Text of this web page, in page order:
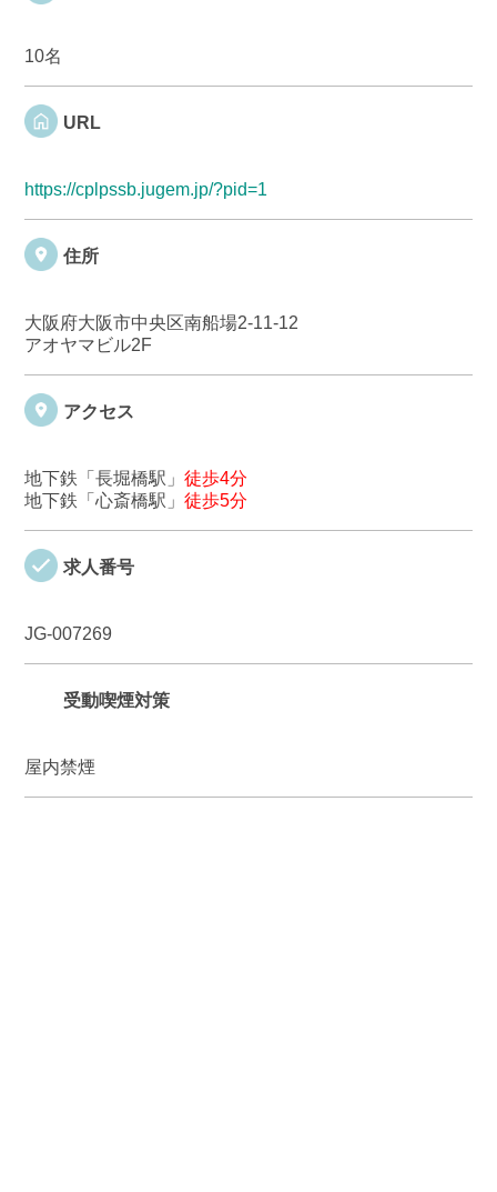
10名
URL
https://cplpssb.jugem.jp/?pid=1
住所
大阪府大阪市中央区南船場2-11-12
アオヤマビル2F
アクセス
地下鉄「長堀橋駅」 徒歩4分
地下鉄「心斎橋駅」 徒歩5分
求人番号
JG-007269
受動喫煙対策
屋内禁煙